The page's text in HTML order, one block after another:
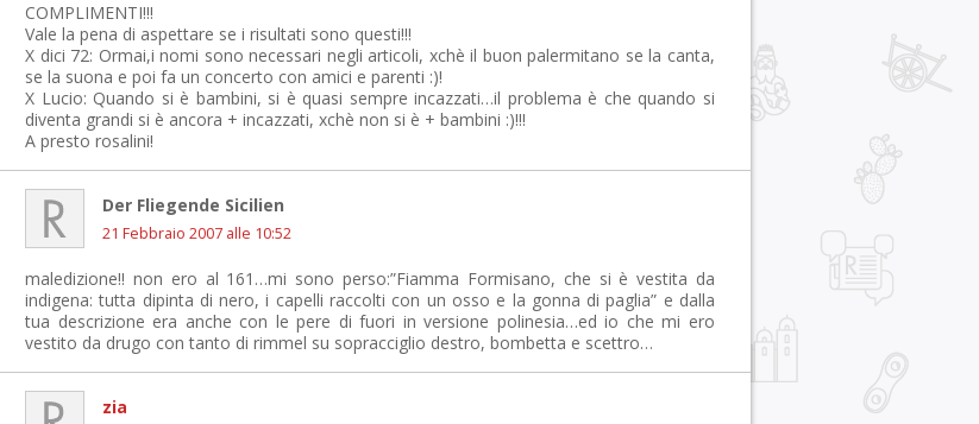
COMPLIMENTI!!!
Vale la pena di aspettare se i risultati sono questi!!!
X dici 72: Ormai,i nomi sono necessari negli articoli, xchè il buon palermitano se la canta,
se la suona e poi fa un concerto con amici e parenti :)!
X Lucio: Quando si è bambini, si è quasi sempre incazzati…il problema è che quando si
diventa grandi si è ancora + incazzati, xchè non si è + bambini :)!!!
A presto rosalini!
Der Fliegende Sicilien
21 Febbraio 2007 alle 10:52
maledizione!! non ero al 161…mi sono perso:”Fiamma Formisano, che si è vestita da
indigena: tutta dipinta di nero, i capelli raccolti con un osso e la gonna di paglia” e dalla
tua descrizione era anche con le pere di fuori in versione polinesia…ed io che mi ero
vestito da drugo con tanto di rimmel su sopracciglio destro, bombetta e scettro…
zia